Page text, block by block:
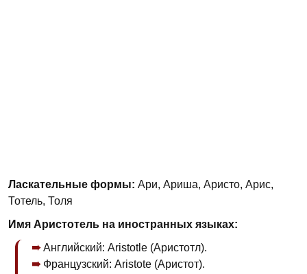
Ласкательные формы: Ари, Ариша, Аристо, Арис,
Тотель, Толя
Имя Аристотель на иностранных языках:
Английский: Aristotle (Аристотл).
Французский: Aristote (Аристот).